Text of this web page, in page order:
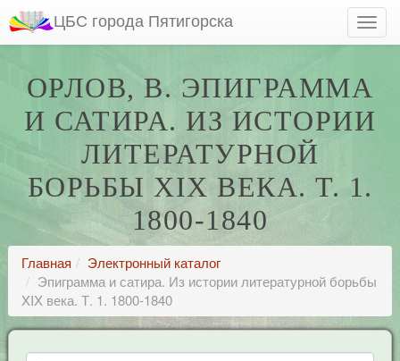
ЦБС города Пятигорска
ОРЛОВ, В. ЭПИГРАММА
И САТИРА. ИЗ ИСТОРИИ
ЛИТЕРАТУРНОЙ
БОРЬБЫ XIX ВЕКА. Т. 1.
1800-1840
Главная
Электронный каталог
Эпиграмма и сатира. Из истории литературной борьбы
XIX века. Т. 1. 1800-1840